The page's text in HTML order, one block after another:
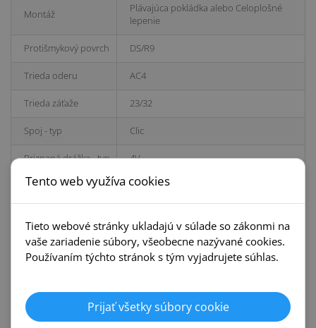
Montáž
Plávajúca pokládka alebo Celoplošné
lepenie
Protišmykový povrch DS/R9
Trieda oderu AC4
Trieda záťaže 23/32
Spoj - typ Clic
Priznaná drážka - typ 4V
Farebný odtieň Stredný
typ
Overlay
Dekor/drevina Dub
podložka
Nosič - materiál HDF+
Tento web využíva cookies
Tieto webové stránky ukladajú v súlade so zákonmi na
vaše zariadenie súbory, všeobecne nazývané cookies.
Používaním týchto stránok s tým vyjadrujete súhlas.
Prijať všetky súbory cookie